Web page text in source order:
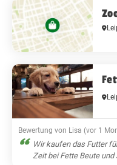
Bewertung von Lisa (vor 1
Wir kaufen das Futter
Zeit bei Fette Beute und